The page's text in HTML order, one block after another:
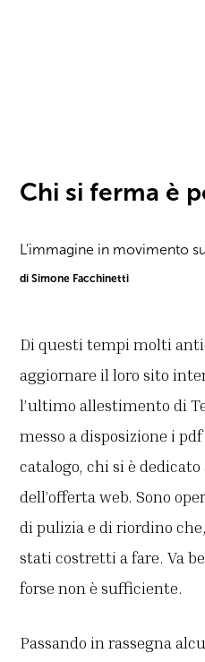
Chi si ferma è
L’immagine in movimento
di Simone Facchinetti
Di questi tempi molti
aggiornare il loro sito
l’ultimo allestimento di
messo a disposizione i
catalogo, chi si è
dell’offerta web. Sono
di pulizia e di riordino
stati costretti a fare. Va
forse non è sufficiente.
Passando in rassegna